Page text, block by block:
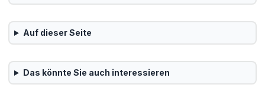
Auf dieser Seite
Das könnte Sie auch interessieren